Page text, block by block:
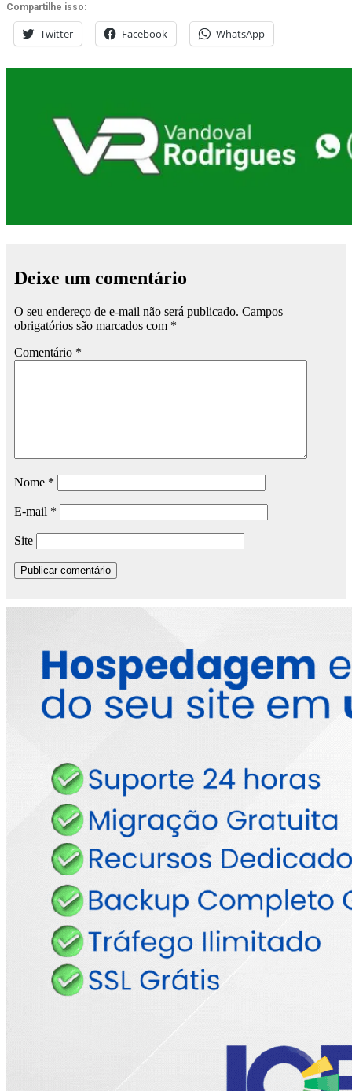
Compartilhe isso:
Twitter Facebook WhatsApp
Deixe um comentário
O seu endereço de e-mail não será publicado. Campos
obrigatórios são marcados com *
Comentário *
Nome *
E-mail *
Site